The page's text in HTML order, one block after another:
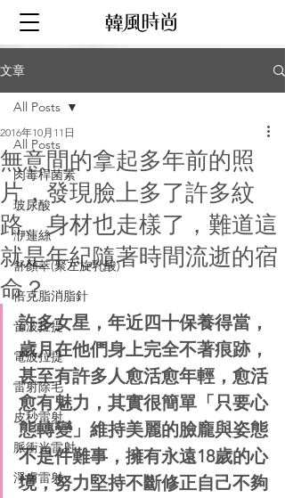
文章
All Posts
肉毒桿菌素
玻尿酸
洢蓮絲
舒顏萃(聚左旋乳酸)
倍克脂消脂針
音波拉提
電波拉提
雷射除毛
皮秒雷射
脈衝光雷射
淨膚雷射
All Posts
無意間的拿起多年前的照
片，發現臉上多了許多紋
路、身材也走樣了，難道這
就是年紀隨著時間流逝的宿
命？
2016年10月11日
許多女星，年近四十保養得當，
歲月在他們身上完全不著痕跡，
甚至有許多人愈活愈年輕，愈活
愈有魅力，其實很簡單「只要心
態轉變」維持美麗的臉龐與姿態
不是件難事，擁有永遠18歲的心
境，努力堅持不斷修正自己不夠